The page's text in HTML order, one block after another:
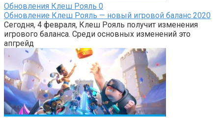
Обновления Клеш Рояль 0
Обновление Клеш Рояль — новый игровой баланс 2020
Сегодня, 4 февраля, Клеш Рояль получит изменения
игрового баланса. Среди основных изменений это
апгрейд